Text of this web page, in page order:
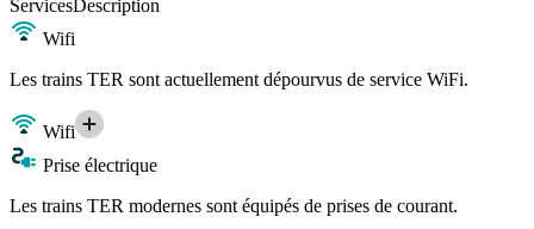
ServicesDescription
Wifi
Les trains TER sont actuellement dépourvus de service WiFi.
Wifi
Prise électrique
Les trains TER modernes sont équipés de prises de courant.